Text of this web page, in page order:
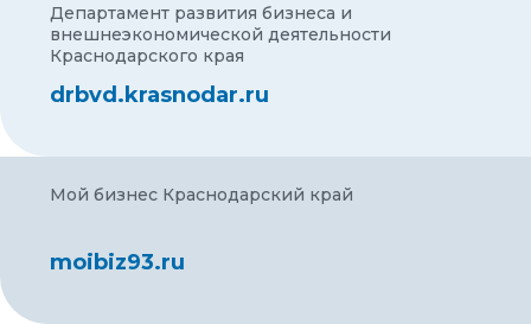
Департамент развития бизнеса и
внешнеэкономической деятельности
Краснодарского края
drbvd.krasnodar.ru
Мой бизнес Краснодарский край
moibiz93.ru